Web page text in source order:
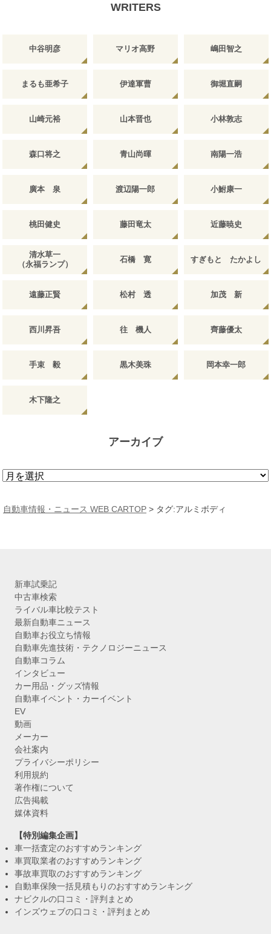
WRITERS
中谷明彦 マリオ高野 嶋田智之
まるも亜希子 伊達軍曹 御堀直嗣
山崎元裕 山本晋也 小林敦志
森口将之 青山尚暉 南陽一浩
廣本 泉 渡辺陽一郎 小鮒康一
桃田健史 藤田竜太 近藤暁史
清水草一
（永福ランプ）
石橋 寛 すぎもと たかよし
遠藤正賢 松村 透 加茂 新
西川昇吾 往 機人 齊藤優太
手束 毅 黒木美珠 岡本幸一郎
木下隆之
アーカイブ
ア
カ
自動車情報・ニュース WEB CARTOP > タグ:アルミボディ
新車試乗記
中古車検索
ライバル車比較テスト
最新自動車ニュース
自動車お役立ち情報
自動車先進技術・テクノロジーニュース
自動車コラム
インタビュー
カー用品・グッズ情報
自動車イベント・カーイベント
EV
動画
メーカー
会社案内
プライバシーポリシー
利用規約
著作権について
広告掲載
媒体資料
【特別編集企画】
車一括査定のおすすめランキング
車買取業者のおすすめランキング
事故車買取のおすすめランキング
自動車保険一括見積もりのおすすめランキング
ナビクルの口コミ・評判まとめ
インズウェブの口コミ・評判まとめ